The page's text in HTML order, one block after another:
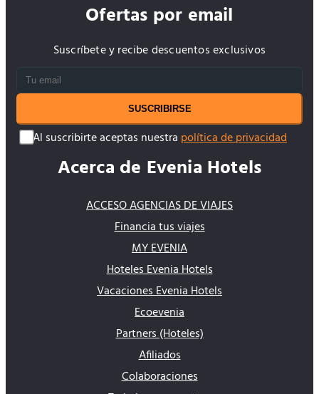
Ofertas por email
Suscríbete y recibe descuentos exclusivos
SUSCRIBIRSE
Al suscribirte aceptas nuestra política de privacidad
Acerca de Evenia Hotels
ACCESO AGENCIAS DE VIAJES
Financia tus viajes
MY EVENIA
Hoteles Evenia Hotels
Vacaciones Evenia Hotels
Ecoevenia
Partners (Hoteles)
Afiliados
Colaboraciones